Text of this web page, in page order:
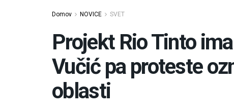
Domov NOVICE SVET
Projekt Rio Tinto
Vučić pa proteste
oblasti